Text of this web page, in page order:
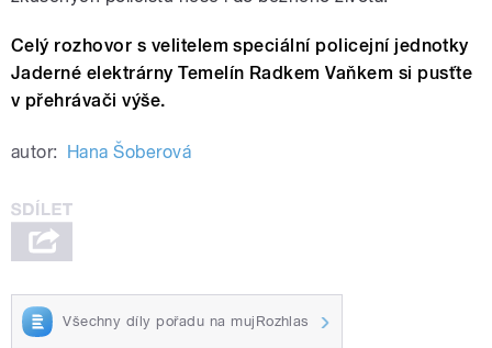
Celý rozhovor s velitelem speciální policejní jednotky
Jaderné elektrárny Temelín Radkem Vaňkem si pusťte
v přehrávači výše.
autor: Hana Šoberová
Všechny díly pořadu na mujRozhlas